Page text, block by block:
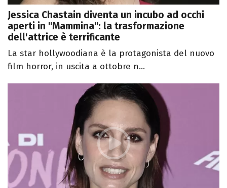
Jessica Chastain diventa un incubo ad occhi
aperti in "Mammina": la trasformazione
dell'attrice è terrificante
La star hollywoodiana è la protagonista del nuovo
film horror, in uscita a ottobre n...